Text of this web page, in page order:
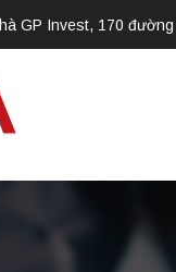
GP Invest, 170